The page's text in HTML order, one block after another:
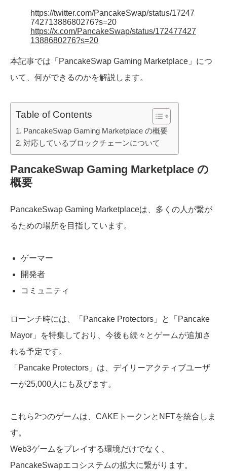
https://twitter.com/PancakeSwap/status/17247
74271388680276?s=20
https://x.com/PancakeSwap/status/172477427
1388680276?s=20
本記事では「PancakeSwap Gaming Marketplace」につ
いて、何ができるのかを解説します。
Table of Contents
PancakeSwap Gaming Marketplace の概要
対応しているブロックチェーンについて
PancakeSwap Gaming Marketplace の
概要
PancakeSwap Gaming Marketplaceは、多くの人が繋が
るための場所を目指しています。
ゲーマー
開発者
コミュニティ
ローンチ時には、「Pancake Protectors」と「Pancake
Mayor」を特集しており、今後も続々とゲームが追加さ
れる予定です。
「Pancake Protectors」は、デイリーアクティブユーザ
ーが25,000人にも及びます。
これら2つのゲームは、CAKEトークンとNFTを統合しま
す。
Web3ゲームをプレイする環境だけでなく、
PancakeSwapエコシステムの拡大に繋がります。